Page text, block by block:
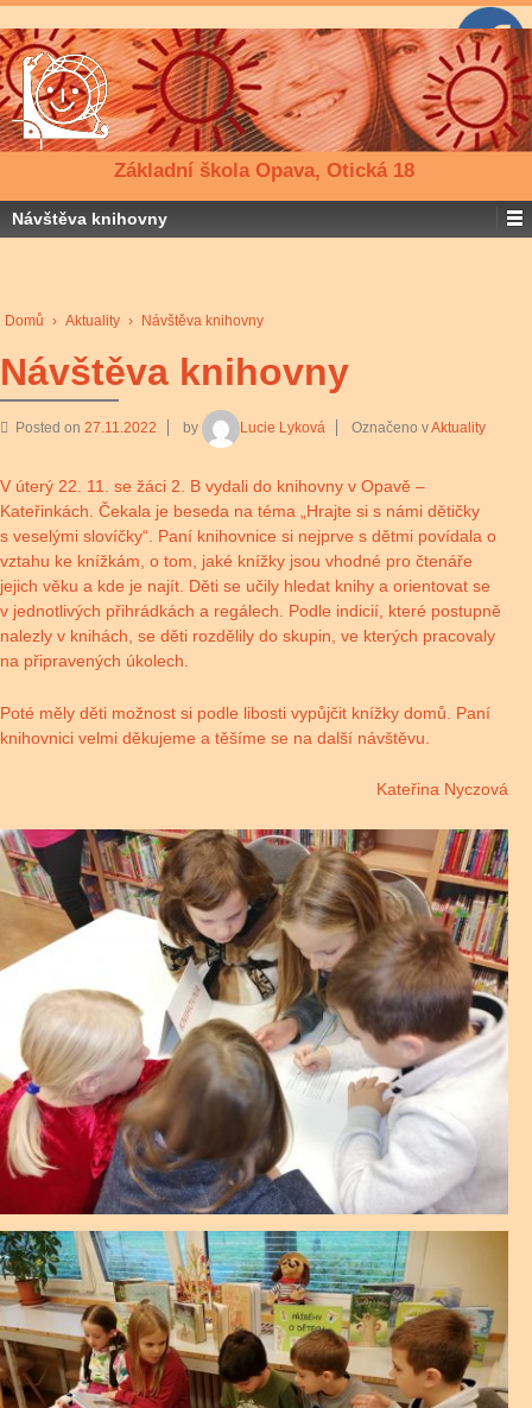
Základní škola Opava, Otická 18
Návštěva knihovny
Domů › Aktuality › Návštěva knihovny
Návštěva knihovny
Posted on 27.11.2022 by Lucie Lyková Označeno vAktuality
V úterý 22. 11. se žáci 2. B vydali do knihovny v Opavě –
Kateřinkách. Čekala je beseda na téma „Hrajte si s námi dětičky
s veselými slovíčky“. Paní knihovnice si nejprve s dětmi povídala o
vztahu ke knížkám, o tom, jaké knížky jsou vhodné pro čtenáře
jejich věku a kde je najít. Děti se učily hledat knihy a orientovat se
v jednotlivých přihrádkách a regálech. Podle indicií, které postupně
nalezly v knihách, se děti rozdělily do skupin, ve kterých pracovaly
na připravených úkolech.
Poté měly děti možnost si podle libosti vypůjčit knížky domů. Paní
knihovnici velmi děkujeme a těšíme se na další návštěvu.
Kateřina Nyczová